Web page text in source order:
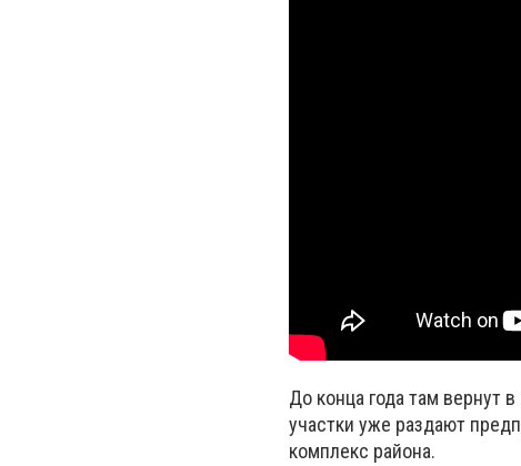
До конца года там вернут
участки уже раздают
комплекс района.